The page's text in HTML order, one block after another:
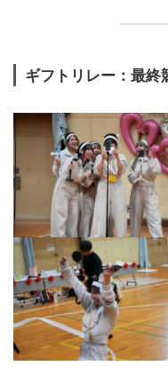
ギフトリレー：最終